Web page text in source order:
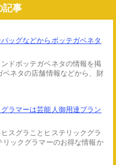
記事
ッグなどからボッテガベネタ
ドボッテガベネタの情報を掲
ベネタの店舗情報などから、財
ラマーは芸能人御用達ブラン
スグラことヒステリックグラ
リックグラマーのお得な情報か